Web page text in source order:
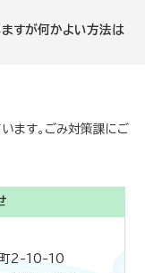
ますが何かよい方法は
ます。ごみ対策課にご
2-10-10